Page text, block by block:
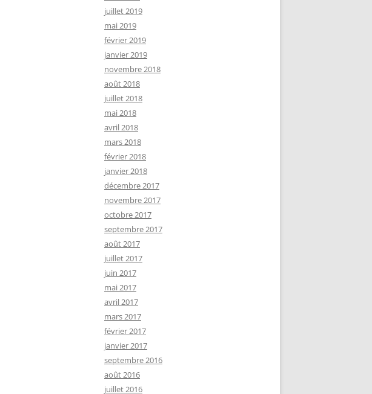
juillet 2019
mai 2019
février 2019
janvier 2019
novembre 2018
août 2018
juillet 2018
mai 2018
avril 2018
mars 2018
février 2018
janvier 2018
décembre 2017
novembre 2017
octobre 2017
septembre 2017
août 2017
juillet 2017
juin 2017
mai 2017
avril 2017
mars 2017
février 2017
janvier 2017
septembre 2016
août 2016
juillet 2016